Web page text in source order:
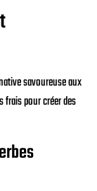
savoureuse aux
frais pour créer des